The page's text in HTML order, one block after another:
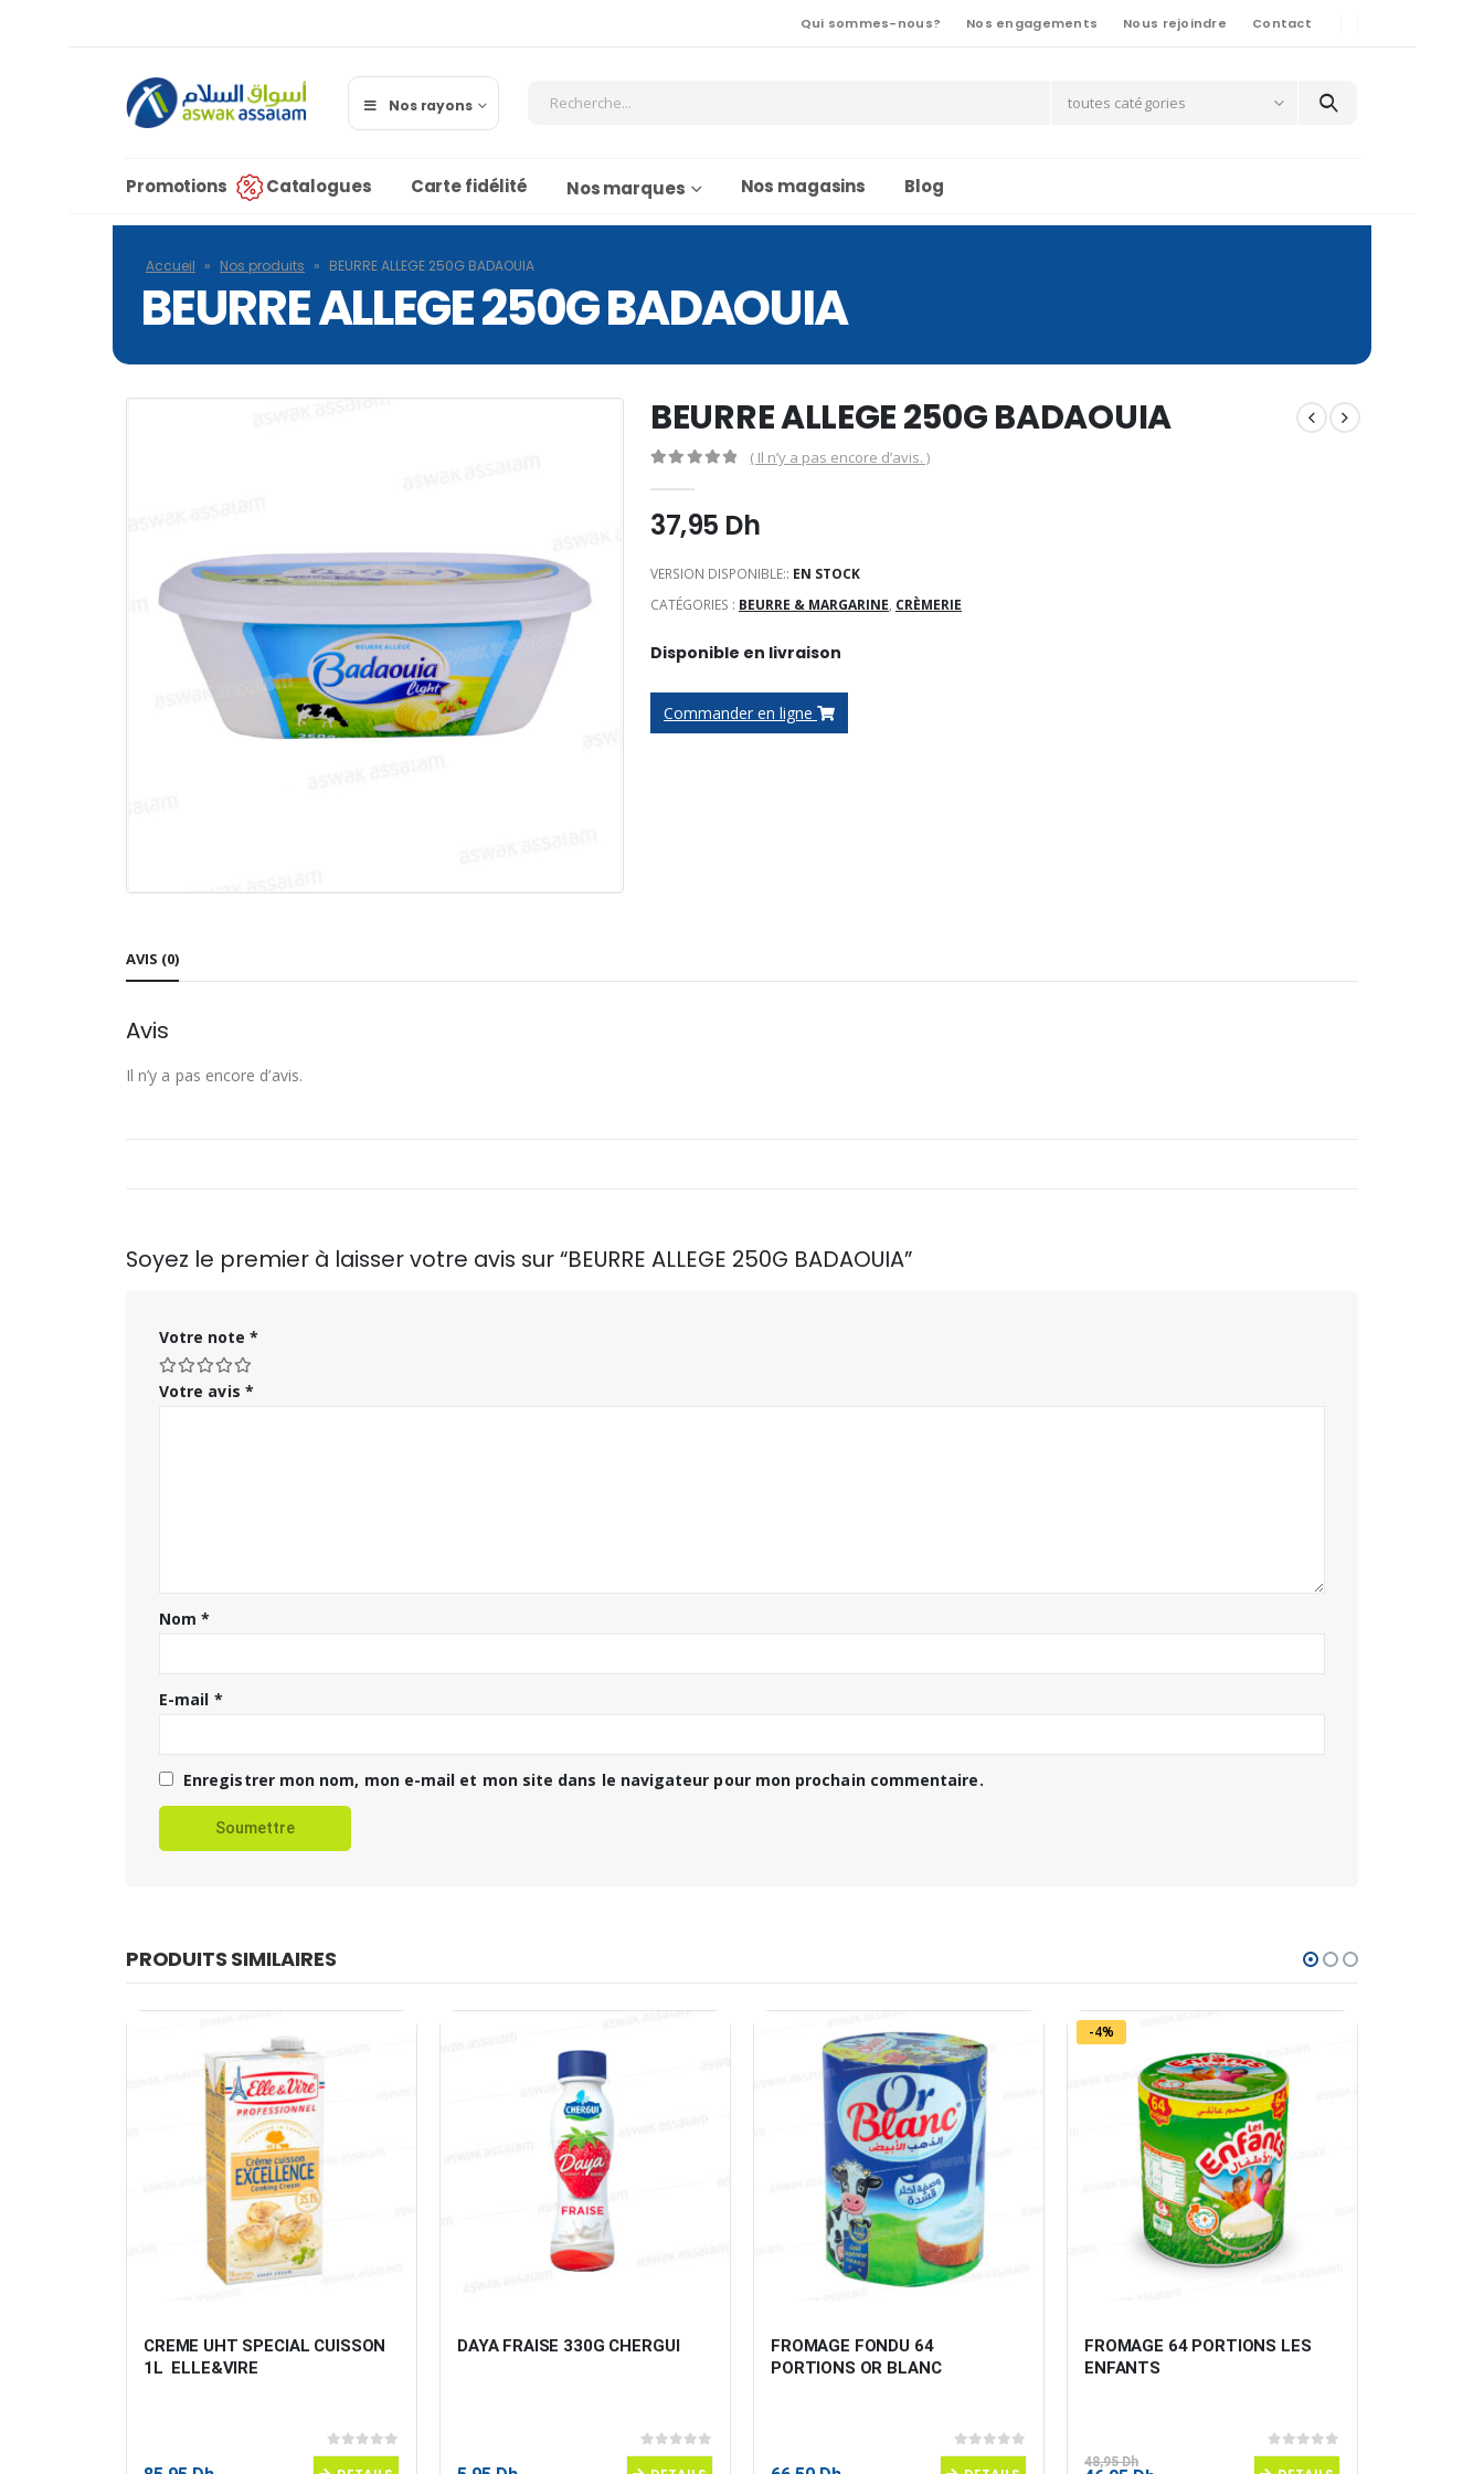
Qui sommes-nous? Nos engagements Nous rejoindre Contact
Nos rayons toutes catégories
Promotions Catalogues Carte fidélité Nos marques Nos magasins Blog
Accueil » Nos produits » BEURRE ALLEGE 250G BADAOUIA
BEURRE ALLEGE 250G BADAOUIA
BEURRE ALLEGE 250G BADAOUIA
( Il n’y a pas encore d’avis. )
37,95 Dh
VERSION DISPONIBLE:: EN STOCK
CATÉGORIES : BEURRE & MARGARINE, CRÈMERIE
Disponible en livraison
Commander en ligne
AVIS (0)
Avis
Il n’y a pas encore d’avis.
Soyez le premier à laisser votre avis sur “BEURRE ALLEGE 250G BADAOUIA”
Votre note *
Votre avis *
Nom*
E-mail *
Enregistrer mon nom, mon e-mail et mon site dans le navigateur pour mon prochain commentaire.
PRODUITS SIMILAIRES
CREME UHT SPECIAL CUISSON
1L  ELLE&VIRE
0sur 5
DAYA FRAISE 330G CHERGUI
0sur 5
FROMAGE FONDU 64
PORTIONS OR BLANC
0sur 5
-4%
FROMAGE 64 PORTIONS LES
ENFANTS
0sur 5
48,95Dh